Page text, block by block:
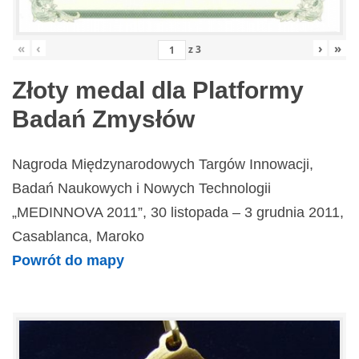
« ‹ z3 › »
Złoty medal dla Platformy
Badań Zmysłów
Nagroda Międzynarodowych Targów Innowacji,
Badań Naukowych i Nowych Technologii
„MEDINNOVA 2011”, 30 listopada – 3 grudnia 2011,
Casablanca, Maroko
Powrót do mapy